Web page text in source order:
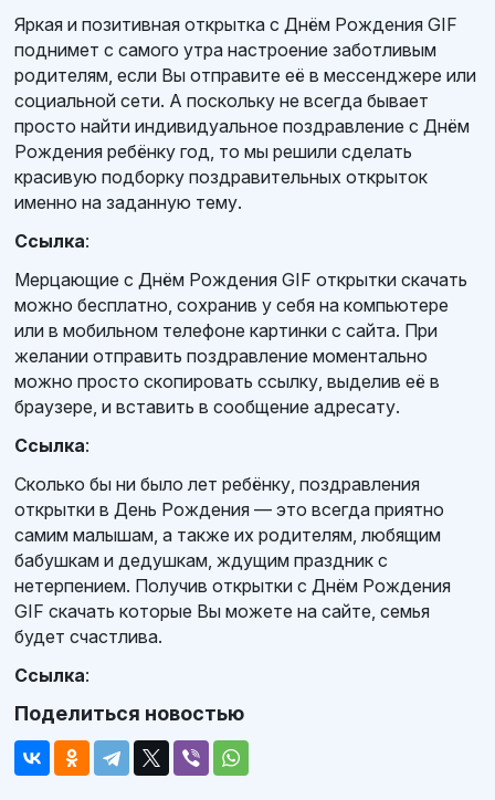
Яркая и позитивная открытка с Днём Рождения GIF
поднимет с самого утра настроение заботливым
родителям, если Вы отправите её в мессенджере или
социальной сети. А поскольку не всегда бывает
просто найти индивидуальное поздравление с Днём
Рождения ребёнку год, то мы решили сделать
красивую подборку поздравительных открыток
именно на заданную тему.
Ссылка:
Мерцающие с Днём Рождения GIF открытки скачать
можно бесплатно, сохранив у себя на компьютере
или в мобильном телефоне картинки с сайта. При
желании отправить поздравление моментально
можно просто скопировать ссылку, выделив её в
браузере, и вставить в сообщение адресату.
Ссылка:
Сколько бы ни было лет ребёнку, поздравления
открытки в День Рождения — это всегда приятно
самим малышам, а также их родителям, любящим
бабушкам и дедушкам, ждущим праздник с
нетерпением. Получив открытки с Днём Рождения
GIF скачать которые Вы можете на сайте, семья
будет счастлива.
Ссылка:
Поделиться новостью